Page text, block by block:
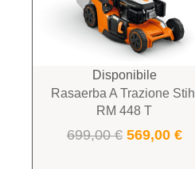
Disponibile
Rasaerba A Trazione Stihl
RM 448 T
699,00€ 569,00 €